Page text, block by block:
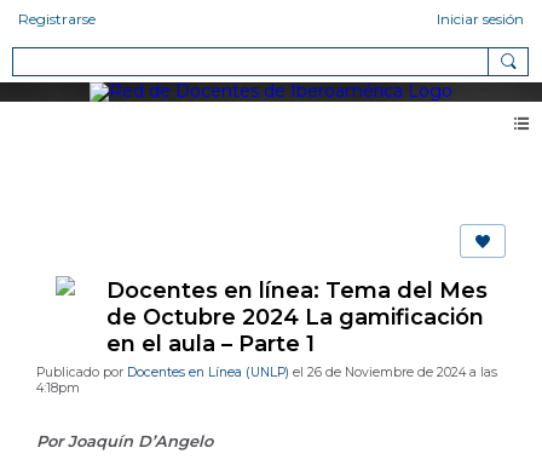
Registrarse Iniciar sesión
Docentes en línea: Tema del Mes
de Octubre 2024 La gamificación
en el aula – Parte 1
Publicado por Docentes en Línea (UNLP) el 26 de Noviembre de 2024 a las
4:18pm
Por Joaquín D’Angelo